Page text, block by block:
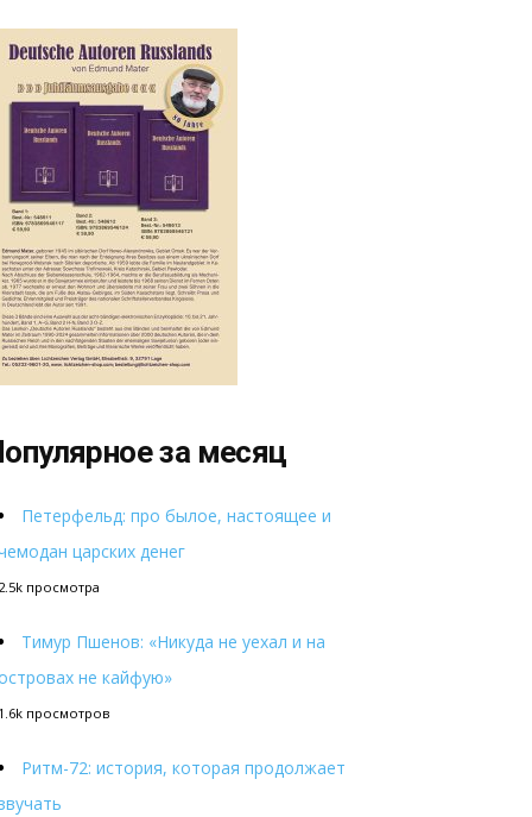
за месяц
Петерфельд: про былое, настоящее и
царских денег
просмотра
Тимур Пшенов: «Никуда не уехал и на
не кайфую»
просмотров
Ритм-72: история, которая продолжает